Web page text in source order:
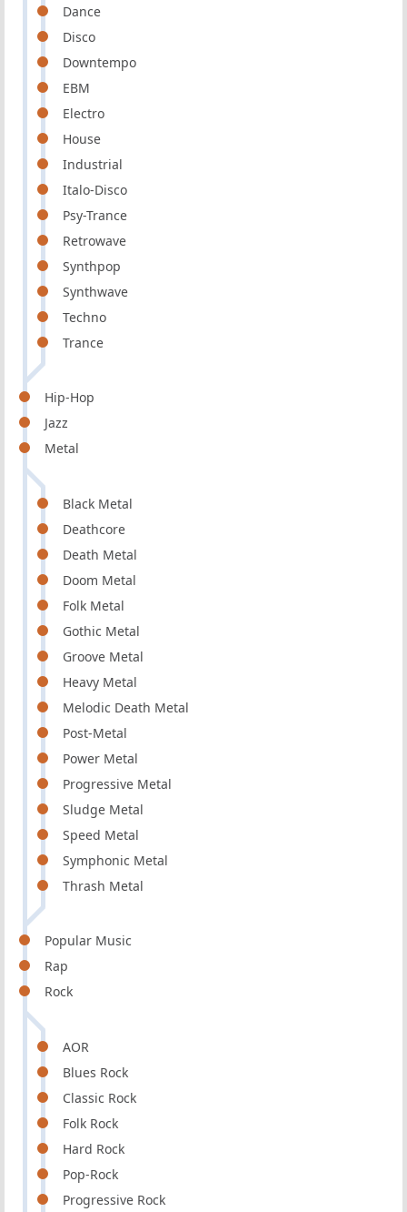
Dance
Disco
Downtempo
EBM
Electro
House
Industrial
Italo-Disco
Psy-Trance
Retrowave
Synthpop
Synthwave
Techno
Trance
Hip-Hop
Jazz
Metal
Black Metal
Deathcore
Death Metal
Doom Metal
Folk Metal
Gothic Metal
Groove Metal
Heavy Metal
Melodic Death Metal
Post-Metal
Power Metal
Progressive Metal
Sludge Metal
Speed Metal
Symphonic Metal
Thrash Metal
Popular Music
Rap
Rock
AOR
Blues Rock
Classic Rock
Folk Rock
Hard Rock
Pop-Rock
Progressive Rock